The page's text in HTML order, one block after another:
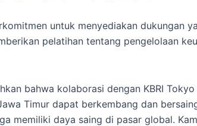
untuk menyediakan dukungan
pelatihan tentang pengelolaan
bahwa kolaborasi dengan KBRI
Timur dapat berkembang dan
memiliki daya saing di pasar global.